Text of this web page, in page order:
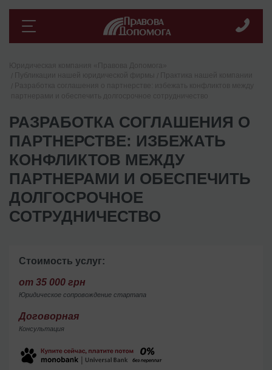
РАЗРАБОТКА СОГЛАШЕНИЯ О
ПАРТНЕРСТВЕ: ИЗБЕЖАТЬ
КОНФЛИКТОВ МЕЖДУ
ПАРТНЕРАМИ И ОБЕСПЕЧИТЬ
ДОЛГОСРОЧНОЕ
СОТРУДНИЧЕСТВО
Стоимость услуг:
от 35 000 грн
Юридическое сопровождение стартапа
Договорная
Консультация